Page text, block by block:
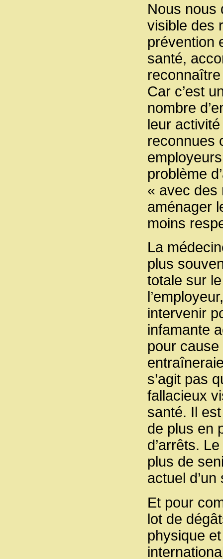
Nous nous
visible des
prévention
santé,
Car c’est
nombre
leur
reconnues
problème
« avec des
aménager
moins
La
plus
totale sur
intervenir
infamante
pour cause
s’agit pas
fallacieux
santé. Il
de plus en
d’arrêts.
plus de
actuel
Et pour
lot de
physique